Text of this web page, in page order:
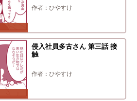
ひやすけ
侵入社員多古さん 第三話 接
触
ひやすけ